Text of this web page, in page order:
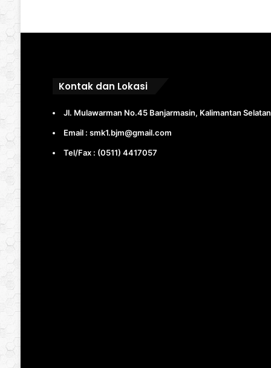
Kontak dan Lokasi
Jl. Mulawarman No.45 Banjarmasin, Kalimantan Selatan
Email : smk1.bjm@gmail.com
Tel/Fax : (0511) 4417057